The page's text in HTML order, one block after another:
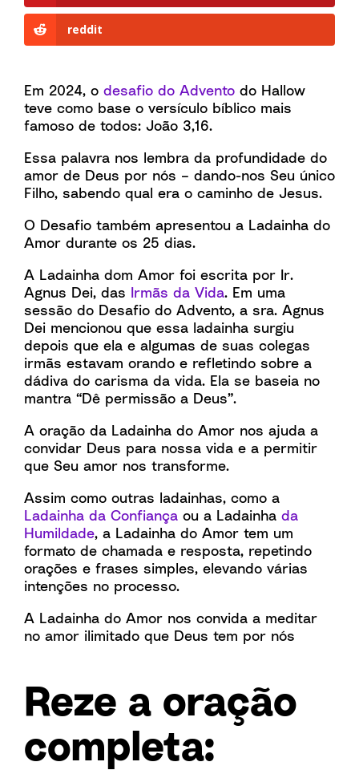
reddit
Em 2024, o desafio do Advento do Hallow
teve como base o versículo bíblico mais
famoso de todos: João 3,16.
Essa palavra nos lembra da profundidade do
amor de Deus por nós – dando-nos Seu único
Filho, sabendo qual era o caminho de Jesus.
O Desafio também apresentou a Ladainha do
Amor durante os 25 dias.
A Ladainha dom Amor foi escrita por Ir.
Agnus Dei, das Irmãs da Vida. Em uma
sessão do Desafio do Advento, a sra. Agnus
Dei mencionou que essa ladainha surgiu
depois que ela e algumas de suas colegas
irmãs estavam orando e refletindo sobre a
dádiva do carisma da vida. Ela se baseia no
mantra “Dê permissão a Deus”.
A oração da Ladainha do Amor nos ajuda a
convidar Deus para nossa vida e a permitir
que Seu amor nos transforme.
Assim como outras ladainhas, como a
Ladainha da Confiança ou a Ladainha da
Humildade, a Ladainha do Amor tem um
formato de chamada e resposta, repetindo
orações e frases simples, elevando várias
intenções no processo.
A Ladainha do Amor nos convida a meditar
no amor ilimitado que Deus tem por nós
Reze a oração
completa: